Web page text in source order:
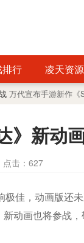
行 凌天资
万代宣布手游新作《
》新动
点击： 627
极佳，动画版还
动画也将参战，